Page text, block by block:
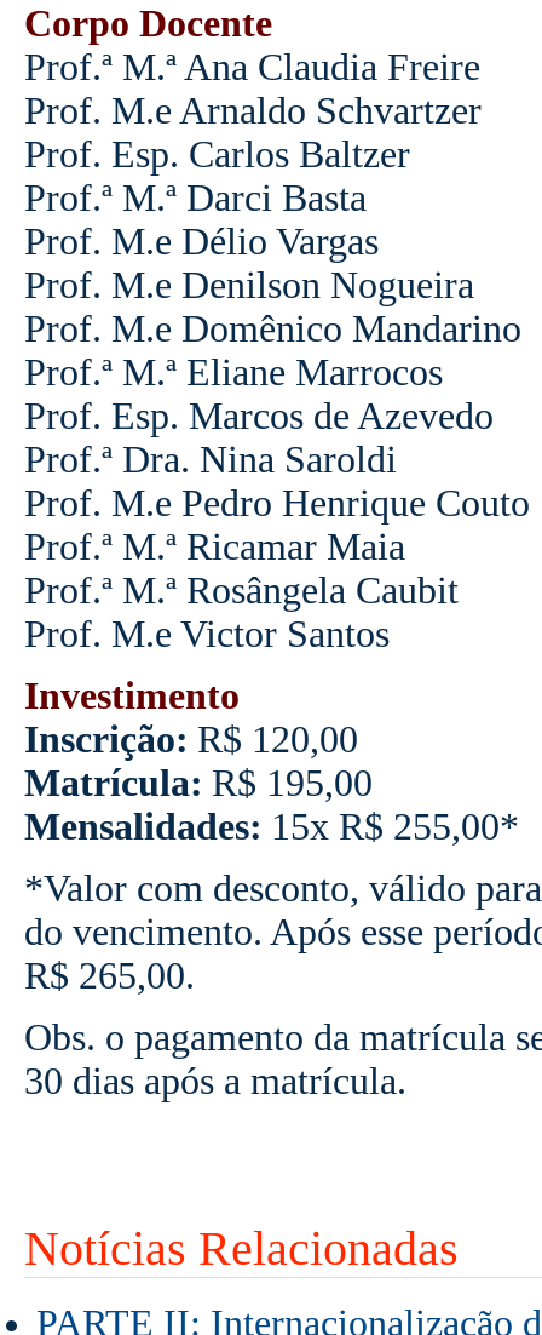
Corpo Docente
Prof.ª M.ª Ana Claudia Freire
Prof. M.e Arnaldo Schvartzer
Prof. Esp. Carlos Baltzer
Prof.ª M.ª Darci Basta
Prof. M.e Délio Vargas
Prof. M.e Denilson Nogueira
Prof. M.e Domênico Mandarino
Prof.ª M.ª Eliane Marrocos
Prof. Esp. Marcos de Azevedo
Prof.ª Dra. Nina Saroldi
Prof. M.e Pedro Henrique Couto
Prof.ª M.ª Ricamar Maia
Prof.ª M.ª Rosângela Caubit
Prof. M.e Victor Santos
Investimento
Inscrição: R$ 120,00
Matrícula: R$ 195,00
Mensalidades: 15x R$ 255,00*
*Valor com desconto, válido
do vencimento. Após esse
R$ 265,00.
Obs. o pagamento da matrícula
30 dias após a matrícula.
Notícias Relacionadas
PARTE II: Internacionalização